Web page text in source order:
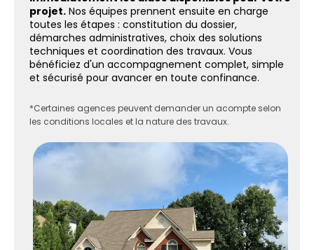
projet. Nos équipes prennent ensuite en charge
toutes les étapes : constitution du dossier,
démarches administratives, choix des solutions
techniques et coordination des travaux. Vous
bénéficiez d'un accompagnement complet, simple
et sécurisé pour avancer en toute confinance.
*Certaines agences peuvent demander un acompte selon
les conditions locales et la nature des travaux.